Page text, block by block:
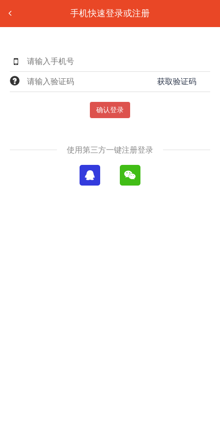
手机快速登录或注册
获取验证码
确认登录
使用第三方一键注册登录